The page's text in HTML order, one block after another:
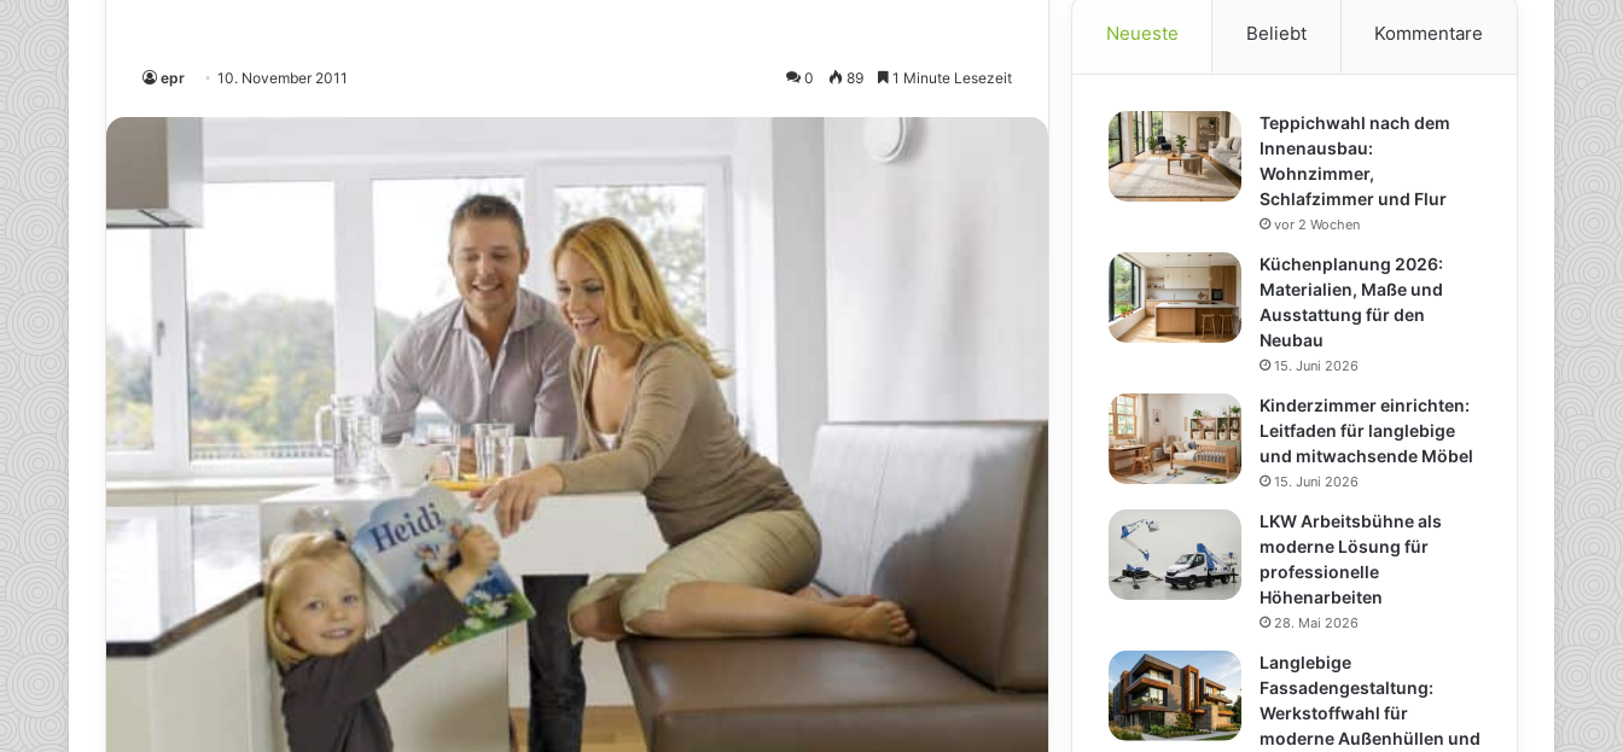
epr 10. November 2011 0 89 1 Minute Lesezeit
Neueste Beliebt Kommentare
Teppichwahl nach dem
Innenausbau:
Wohnzimmer,
Schlafzimmer und Flur
vor 2 Wochen
Küchenplanung 2026:
Materialien, Maße und
Ausstattung für den
Neubau
15. Juni 2026
Kinderzimmer einrichten:
Leitfaden für langlebige
und mitwachsende Möbel
15. Juni 2026
LKW Arbeitsbühne als
moderne Lösung für
professionelle
Höhenarbeiten
28. Mai 2026
Langlebige
Fassadengestaltung:
Werkstoffwahl für
moderne Außenhüllen und